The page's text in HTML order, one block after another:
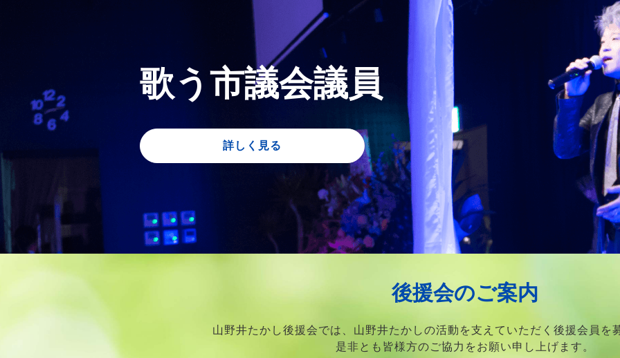
歌う市議会議員
詳しく見る
後援会のご案内
山野井たかし後援会では、山野井たかしの活動を支えていただく後援会員を
是非とも皆様方のご協力をお願い申し上げます。